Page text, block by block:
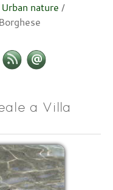
nature /
a Villa